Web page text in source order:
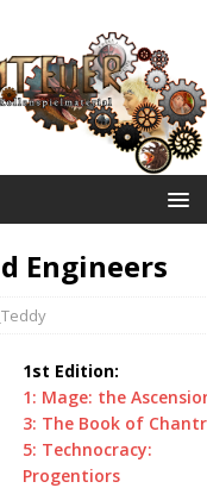
Engineers
1st Edition:
1: Mage: the
3: The Book of
5: Technocracy:
Progentiors